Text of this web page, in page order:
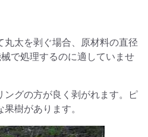
太を剥ぐ場合、原材料の直径
で処理するのに適していませ
グの方が良く剥がれます。ピ
樹があります。